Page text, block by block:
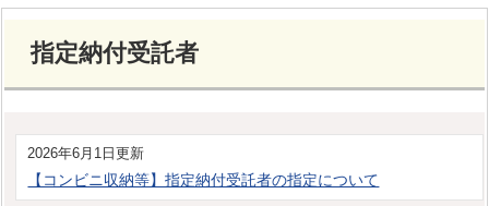
指定納付受託者
2026年6月1日更新
【コンビニ収納等】指定納付受託者の指定について